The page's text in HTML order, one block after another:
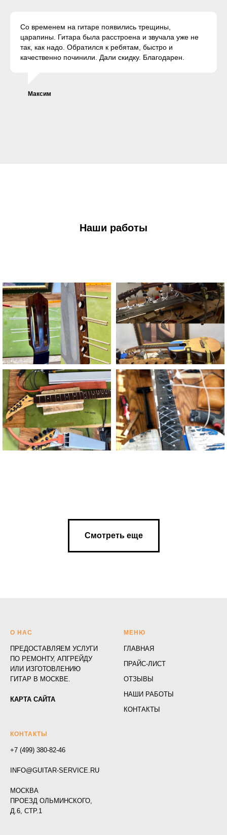
Со временем на гитаре появились трещины,
царапины. Гитара была расстроена и звучала уже не
так, как надо. Обратился к ребятам, быстро и
качественно починили. Дали скидку. Благодарен.
Максим
Наши работы
Смотреть еще
О НАС
ПРЕДОСТАВЛЯЕМ УСЛУГИ
ПО РЕМОНТУ, АПГРЕЙДУ
ИЛИ ИЗГОТОВЛЕНИЮ
ГИТАР В МОСКВЕ.
КАРТА САЙТА
МЕНЮ
ГЛАВНАЯ
ПРАЙС-ЛИСТ
ОТЗЫВЫ
НАШИ РАБОТЫ
КОНТАКТЫ
КОНТАКТЫ
+7 (499) 380-82-46
INFO@GUITAR-SERVICE.RU
МОСКВА
ПРОЕЗД ОЛЬМИНСКОГО,
Д.6, СТР.1